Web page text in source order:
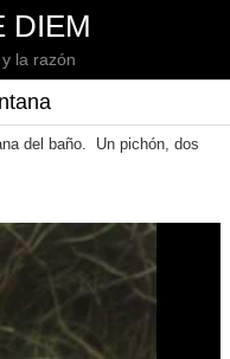
DIEM
la razón
del baño. Un pichón, dos